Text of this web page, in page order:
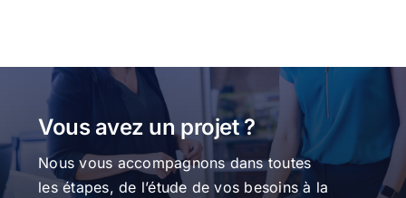
Vous avez un projet ?
Nous vous accompagnons dans toutes
les étapes, de l’étude de vos besoins à la